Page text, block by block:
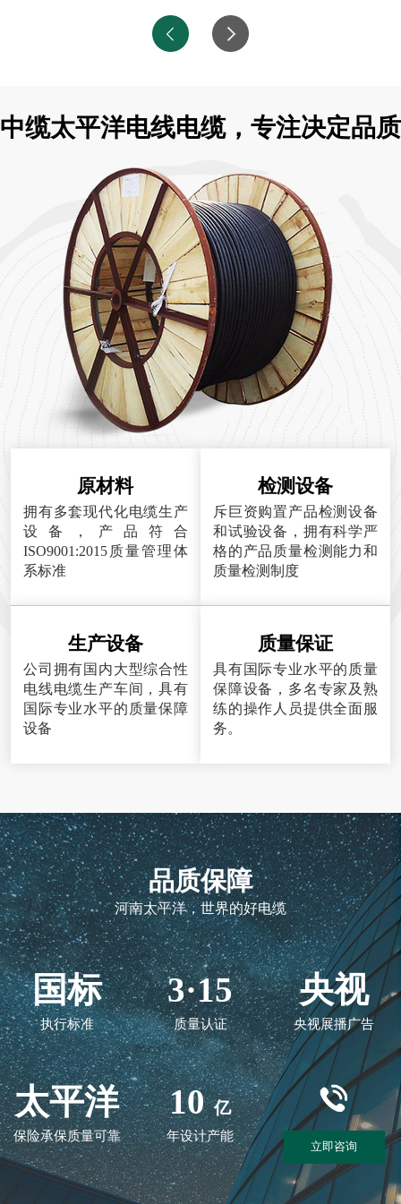
中缆太平洋电线电缆，专注决定品质
原材料
拥有多套现代化电缆生产
设备，产品符合
ISO9001:2015质量管理体
系标准
检测设备
斥巨资购置产品检测设备
和试验设备，拥有科学严
格的产品质量检测能力和
质量检测制度
生产设备
公司拥有国内大型综合性
电线电缆生产车间，具有
国际专业水平的质量保障
设备
质量保证
具有国际专业水平的质量
保障设备，多名专家及熟
练的操作人员提供全面服
务。
品质保障
河南太平洋，世界的好电缆
国标
执行标准
3·15
质量认证
央视
央视展播广告
太平洋
保险承保质量可靠
10 亿
年设计产能
立即咨询